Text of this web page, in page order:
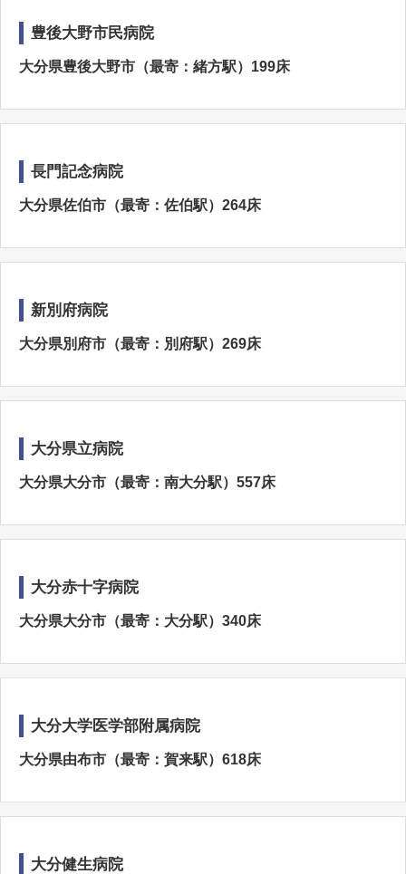
豊後大野市民病院
大分県豊後大野市（最寄：緒方駅）199床
長門記念病院
大分県佐伯市（最寄：佐伯駅）264床
新別府病院
大分県別府市（最寄：別府駅）269床
大分県立病院
大分県大分市（最寄：南大分駅）557床
大分赤十字病院
大分県大分市（最寄：大分駅）340床
大分大学医学部附属病院
大分県由布市（最寄：賀来駅）618床
大分健生病院